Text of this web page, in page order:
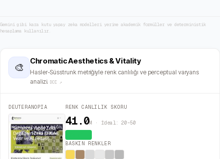
Gemini gibi kara kutu yapay zeka modelleri yerine akademik formüller ve deterministik
hesaplama kullanılır.
🎨
Chromatic Aesthetics & Vitality
Hasler-Süsstrunk metriğiyle renk canlılığı ve perceptual varyans
analizi. DOI ↗
DEUTERANOPIA RENK CANLILIK SKORU
41.0M · İdeal: 20–50
BASKIN RENKLER